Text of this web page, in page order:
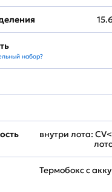
набор?
внутри лота:
Термобокс с